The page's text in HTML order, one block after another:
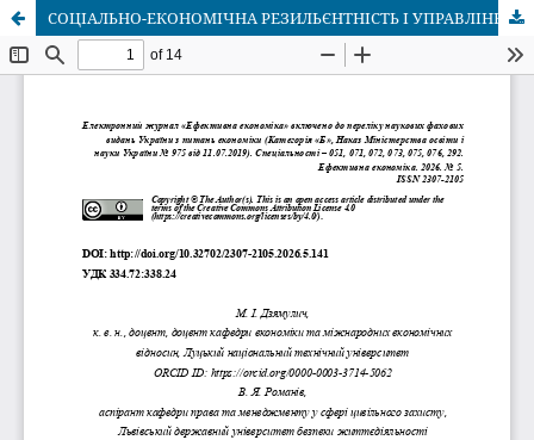
СОЦІАЛЬНО-ЕКОНОМІЧНА РЕЗИЛЬЄНТНІСТЬ І УПРАВЛІННЯ БЕЗПЕКОЮ БІЗНЕС-ПРОЕКТІВ ОРГАНІЗАЦІЙ КОРПОРАТИВНОГО ТИПУ В КОНТЕКСТІ СТАЛОГО РОЗВИТКУ